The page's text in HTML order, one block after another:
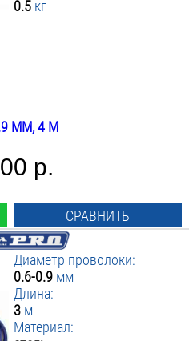
0.5 кг
ММ, 4 М
р.
СРАВНИТЬ
Диаметр проволоки:
0.6-0.9 мм
Длина:
3 м
Материал: